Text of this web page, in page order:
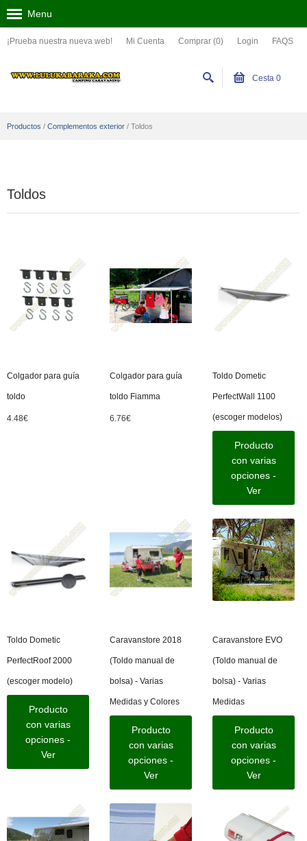
¡Prueba nuestra nueva web! Mi Cuenta Comprar (0) Login FAQS
Menu
Cesta 0
Productos / Complementos exterior / Toldos
Toldos
Colgador para guía
toldo
4.48€
Colgador para guía
toldo Fiamma
6.76€
Toldo Dometic
PerfectWall 1100
(escoger modelos)
Producto
con varias
opciones -
Ver
Toldo Dometic
PerfectRoof 2000
(escoger modelo)
Producto
con varias
opciones -
Ver
Caravanstore 2018
(Toldo manual de
bolsa) - Varias
Medidas y Colores
Producto
con varias
opciones -
Ver
Caravanstore EVO
(Toldo manual de
bolsa) - Varias
Medidas
Producto
con varias
opciones -
Ver